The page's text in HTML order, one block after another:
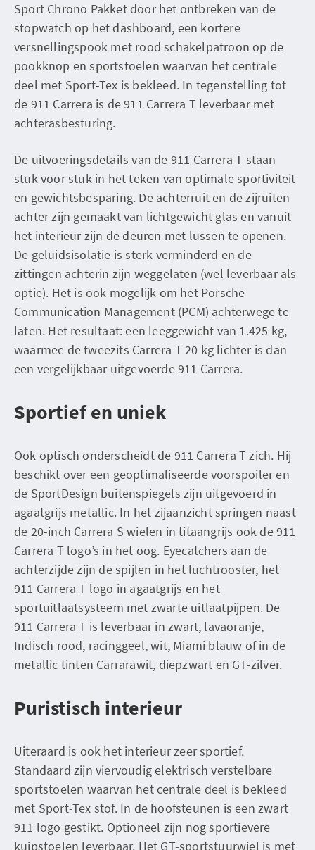
Sport Chrono Pakket door het ontbreken van de
stopwatch op het dashboard, een kortere
versnellingspook met rood schakelpatroon op de
pookknop en sportstoelen waarvan het centrale
deel met Sport-Tex is bekleed. In tegenstelling tot
de 911 Carrera is de 911 Carrera T leverbaar met
achterasbesturing.
De uitvoeringsdetails van de 911 Carrera T staan
stuk voor stuk in het teken van optimale sportiviteit
en gewichtsbesparing. De achterruit en de zijruiten
achter zijn gemaakt van lichtgewicht glas en vanuit
het interieur zijn de deuren met lussen te openen.
De geluidsisolatie is sterk verminderd en de
zittingen achterin zijn weggelaten (wel leverbaar als
optie). Het is ook mogelijk om het Porsche
Communication Management (PCM) achterwege te
laten. Het resultaat: een leeggewicht van 1.425 kg,
waarmee de tweezits Carrera T 20 kg lichter is dan
een vergelijkbaar uitgevoerde 911 Carrera.
Sportief en uniek
Ook optisch onderscheidt de 911 Carrera T zich. Hij
beschikt over een geoptimaliseerde voorspoiler en
de SportDesign buitenspiegels zijn uitgevoerd in
agaatgrijs metallic. In het zijaanzicht springen naast
de 20-inch Carrera S wielen in titaangrijs ook de 911
Carrera T logo’s in het oog. Eyecatchers aan de
achterzijde zijn de spijlen in het luchtrooster, het
911 Carrera T logo in agaatgrijs en het
sportuitlaatsysteem met zwarte uitlaatpijpen. De
911 Carrera T is leverbaar in zwart, lavaoranje,
Indisch rood, racinggeel, wit, Miami blauw of in de
metallic tinten Carrarawit, diepzwart en GT-zilver.
Puristisch interieur
Uiteraard is ook het interieur zeer sportief.
Standaard zijn viervoudig elektrisch verstelbare
sportstoelen waarvan het centrale deel is bekleed
met Sport-Tex stof. In de hoofsteunen is een zwart
911 logo gestikt. Optioneel zijn nog sportievere
kuipstoelen leverbaar. Het GT-sportstuurwiel is met